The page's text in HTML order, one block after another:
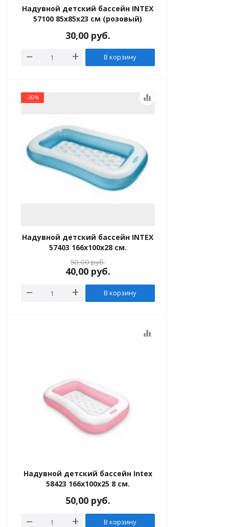
Надувной детский бассейн INTEX
57100 85х85х23 см (розовый)
30,00 руб.
В корзину
-20% equalizer
Надувной детский бассейн INTEX
57403 166х100х28 см.
50,00руб.
40,00 руб.
В корзину
equalizer
Надувной детский бассейн Intex
58423 166x100x25 8 см.
50,00 руб.
В корзину